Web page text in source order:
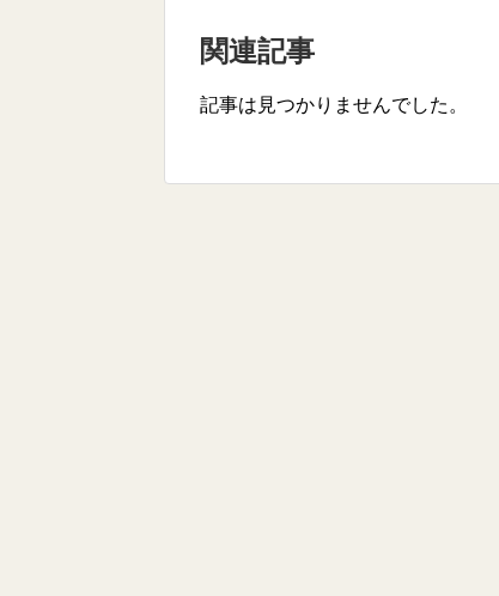
関連記事
記事は見つかりませんでした。